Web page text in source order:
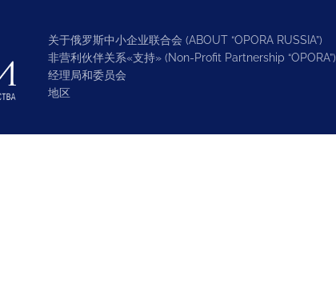
关于俄罗斯中小企业联合会 (ABOUT “OPORA RUSSIA”)
非营利伙伴关系«支持» (Non-Profit Partnership “OPORA”)
经理局和委员会
地区